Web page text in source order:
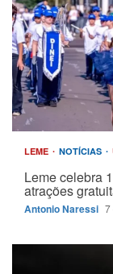
LEME NOTÍCIAS
Leme celebra
atrações
Antonio Naressi 7